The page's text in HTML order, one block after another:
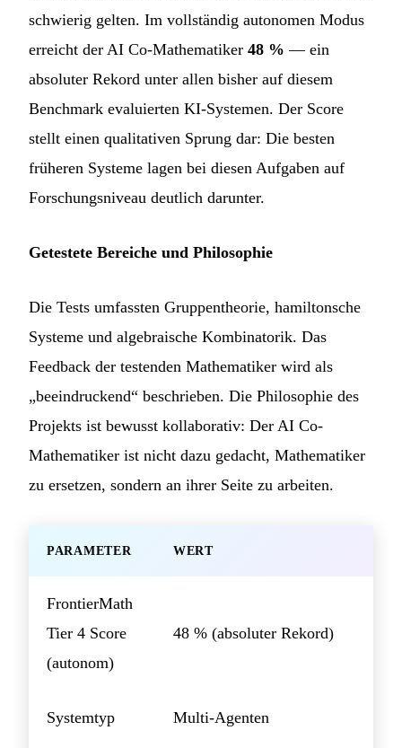
schwierig gelten. Im vollständig autonomen Modus
erreicht der AI Co-Mathematiker 48 % — ein
absoluter Rekord unter allen bisher auf diesem
Benchmark evaluierten KI-Systemen. Der Score
stellt einen qualitativen Sprung dar: Die besten
früheren Systeme lagen bei diesen Aufgaben auf
Forschungsniveau deutlich darunter.
Getestete Bereiche und Philosophie
Die Tests umfassten Gruppentheorie, hamiltonsche
Systeme und algebraische Kombinatorik. Das
Feedback der testenden Mathematiker wird als
„beeindruckend“ beschrieben. Die Philosophie des
Projekts ist bewusst kollaborativ: Der AI Co-
Mathematiker ist nicht dazu gedacht, Mathematiker
zu ersetzen, sondern an ihrer Seite zu arbeiten.
PARAMETER WERT
FrontierMath
Tier 4 Score
(autonom)
48 % (absoluter Rekord)
Systemtyp Multi-Agenten